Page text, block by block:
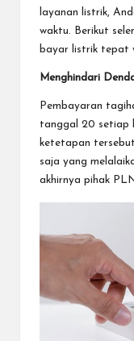
layanan listrik,
waktu. Berikut
bayar listrik tepat
Menghindari
Pembayaran
tanggal 20 setiap
ketetapan
saja yang
akhirnya pihak